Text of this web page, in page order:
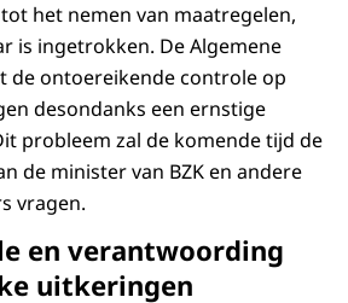
het nemen van maatregelen,
is ingetrokken. De Algemene
de ontoereikende controle op
desondanks een ernstige
probleem zal de komende tijd de
de minister van BZK en andere
vragen.
en verantwoording
uitkeringen